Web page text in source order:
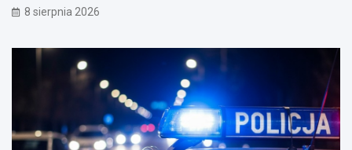
8 sierpnia 2026